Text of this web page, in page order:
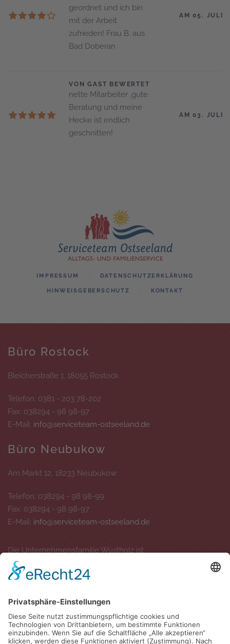
geordnet und ich bin
mit der Arbeit
zufrieden! Frau B. aus
Bad Doberan
AM 05. JULI
VON GAST BEWERTET
nette Mitarbeiter ,gute
Beratung und meine
Hecke ist endlich
geschnitten!
AM 03. JULI
IMPRESSUM DATENSCHUTZERKLÄRUNG
HINWEISGEBERSCHUTZ KONTAKT
Büro Rostock
Bleicherstraße 1, 18055 Rostock
Telefon: 0381 - 203 78-202
Fax: 038294 - 98 98-97
E-Mail: info@serviceteam-ostseeland.de
Büro Neubukow
Am Markt 12, 18233 Neubukow
Telefon: 038294 - 98 98-99
Fax: 038294 - 98 98-97
E-Mail: info@serviceteam-ostseeland.de
Die Unternehmensfamilie Wüstholz ist
Social Media - Kanäle